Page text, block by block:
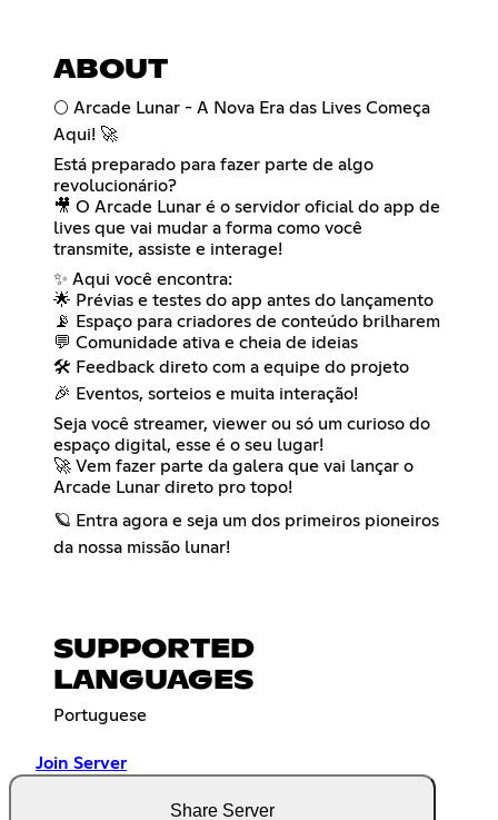
ABOUT
🌕 Arcade Lunar - A Nova Era das Lives Começa
Aqui! 🚀
Está preparado para fazer parte de algo
revolucionário?
🎥 O Arcade Lunar é o servidor oficial do app de
lives que vai mudar a forma como você
transmite, assiste e interage!
✨ Aqui você encontra:
🌟 Prévias e testes do app antes do lançamento
📡 Espaço para criadores de conteúdo brilharem
💬 Comunidade ativa e cheia de ideias
🛠 Feedback direto com a equipe do projeto
🎉 Eventos, sorteios e muita interação!
Seja você streamer, viewer ou só um curioso do
espaço digital, esse é o seu lugar!
🚀 Vem fazer parte da galera que vai lançar o
Arcade Lunar direto pro topo!
🪐 Entra agora e seja um dos primeiros pioneiros
da nossa missão lunar!
SUPPORTED
LANGUAGES
Portuguese
Join Server
Share Server